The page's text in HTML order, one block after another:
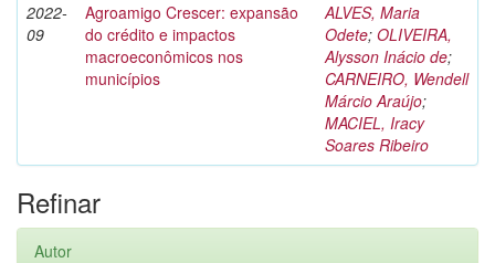
2022-
09
Agroamigo Crescer: expansão
do crédito e impactos
macroeconômicos nos
municípios
ALVES, Maria
Odete; OLIVEIRA,
Alysson Inácio de;
CARNEIRO, Wendell
Márcio Araújo;
MACIEL, Iracy
Soares Ribeiro
Refinar
Autor